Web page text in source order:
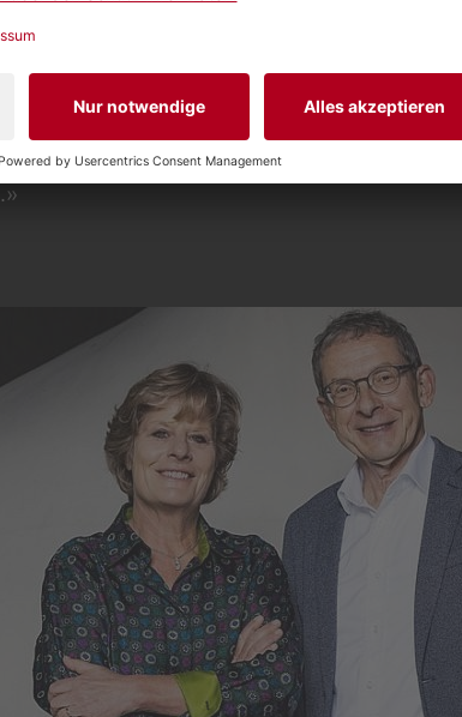
seien unzählige Bürgerinnen und Bürger
Bürgerbriefe an ihn gelangt. «Als
zum Teil unflätige Zuschriften. Der erste
als unsachlich abzutun. Doch selbst
Problem. Auch solchen Anliegen muss man